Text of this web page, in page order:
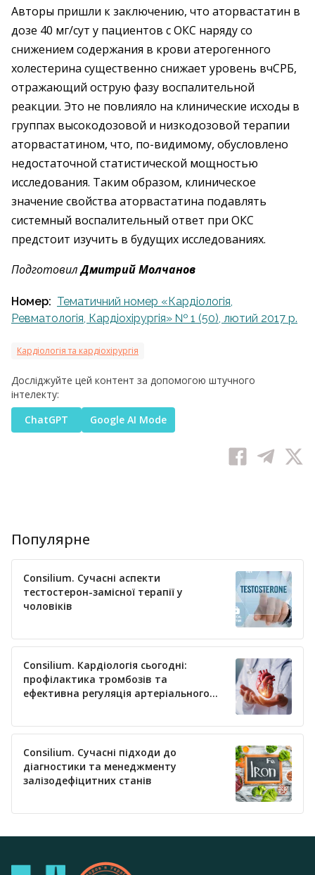
Авторы пришли к заключению, что аторвастатин в
дозе 40 мг/сут у пациентов с ОКС наряду со
снижением содержания в крови атерогенного
холестерина существенно снижает уровень вчСРБ,
отражающий острую фазу воспалительной
реакции. Это не повлияло на клинические исходы в
группах высокодозовой и низкодозовой терапии
аторвастатином, что, по-видимому, обусловлено
недостаточной статистической мощностью
исследования. Таким образом, клиническое
значение свойства аторвастатина подавлять
системный воспалительный ответ при ОКС
предстоит изучить в будущих исследованиях.
ПодготовилДмитрий Молчанов
Номер: Тематичний номер «Кардіологія,
Ревматологія, Кардіохірургія» № 1 (50), лютий 2017 р.
Кардіологія та кардіохірургія
Досліджуйте цей контент за допомогою штучного
інтелекту:
ChatGPT
Google AI Mode
Популярне
Consilium. Сучасні аспекти
тестостерон-замісної терапії у
чоловіків
Consilium. Кардіологія сьогодні:
профілактика тромбозів та
ефективна регуляція артеріального
Consilium. Сучасні підходи до
діагностики та менеджменту
залізодефіцитних станів